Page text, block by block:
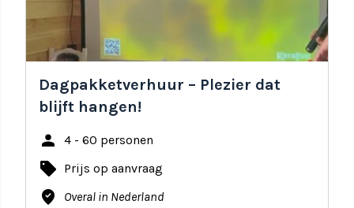
Dagpakketverhuur – Plezier dat
blijft hangen!
person 4 - 60 personen
local_offer Prijs op aanvraag
where_to_vote Overal in Nederland